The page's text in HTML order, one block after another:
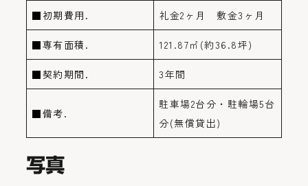
■初期費用. 礼金2ヶ月 敷金3ヶ月
■専有面積. 121.87㎡(約36.8坪)
■契約期間. 3年間
■備考.
駐車場2台分・駐輪場5台
分(無償貸出)
写真